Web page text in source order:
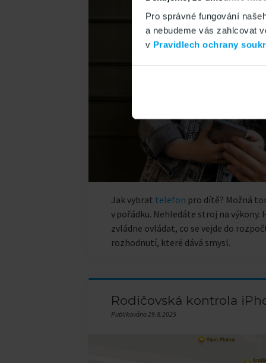
Pro správné fungování
a nebudeme vás zahlcovat
v Pravidlech ochrany
Jak vybrat telefon pro dítě? Možná
v pořádku. Nehledáte stroj na výkony.
zvládne ovládat, co se vejde do
rozhodnutí, které dává smysl.
Rodičovská kontrola
Publikováno 29.8.2025